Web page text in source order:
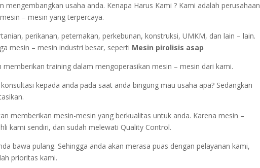
mengembangkan usaha anda. Kenapa Harus Kami ? Kami adalah perusahaan
– mesin yang terpercaya.
perikanan, peternakan, perkebunan, konstruksi, UMKM, dan lain – lain.
mesin – mesin industri besar, seperti Mesin pirolisis asap
memberikan training dalam mengoperasikan mesin – mesin dari kami.
kepada anda pada saat anda bingung mau usaha apa? Sedangkan
memberikan mesin-mesin yang berkualitas untuk anda. Karena mesin –
kami sendiri, dan sudah melewati Quality Control.
bawa pulang. Sehingga anda akan merasa puas dengan pelayanan kami,
prioritas kami.